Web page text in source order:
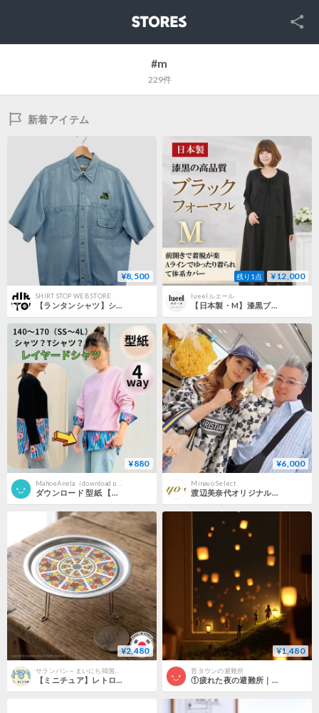
SNS
#m
229件
新着アイテム
¥8,500
SHIRT STOP WEB STORE
【ランタンシャツ】シャンブレー魚刺繍
残り1点 ¥12,000
lueelルエール
【日本製・M】漆黒ブラックフォーマルワンピース｜前開き・ゆったり・体型カバー・礼服 135801-M
¥880
ダウンロード 型紙 【Ａ３版】 4way レイヤードシャツ １５０～１６０-Ｍ（DL仕様書付き）
¥6,000
Minayo Select
渡辺美奈代オリジナル ベースボールMキャップ
¥2,480
サランバン～まいにち韓国気分～
【ミニチュア】レトロアルミテーブル
¥1,480
苔タウンの避難所
①疲れた夜の避難所｜ロック画面用 壁紙15枚